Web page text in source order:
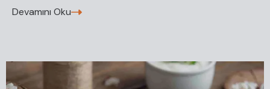
Devamını Oku